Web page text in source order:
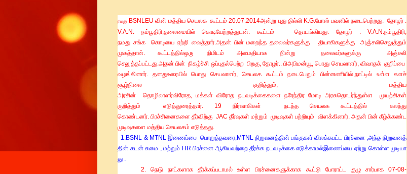
நமது BSNLEUவின் மத்திய செயலக கூட்டம் 20.07.2014அன்று புது தில்லி K.G.போஸ் பவனில்நடைபெற்றது. தோழர் .
V.A.N. நம்பூதிரி,தலைமையில்கொடியேற்றத்துடன். கூட்டம் தொடங்கியது. தோழர் . V.A.N.நம்பூதிரி,
நமது சங்க கொடியை ஏற்றி வைத்தார்.அதன் பின் மறைந்த தலைவர்களுக்கு தியாகிகளுக்கு
அஞ்சலிசெலுத்தும்
முகத்தான்.கூட்டத்தில்ஒரு நிமிடம் அமைதியாக நின்று தலைவர்களுக்கு
அஞ்சலி
செலுத்தப்பட்டது.அதன் பின் நிகழ்ச்சி ஒப்புதல்பெற்ற பிறகு,தோழர்..பிஅபிமன்யூ,பொது செயலாளர், விவாதக் குறிப்பை
வழங்கினார். தனதுஉரையில் பொது செயலாளர், செயலக கூட்டம் நடைபெறும் பின்னணியில்,நாட்டில் உள்ள
களச்
சூழ்நிலை குறித்தும், மத்திய
அரசின்
தொழிலாளர்விரோத,மக்கள் விரோத நடவடிக்கைகளை நரேந்திர மோடி அரசுதொடர்ந்துள்ள
முயற்சிகள்
குறித்தும் எடுத்துரைத்தார்.19நிர்வாகிகள் நடந்த செயலக கூட்டத்தில்
கலந்து
கொண்டனர். பிரச்சினைகளை தீர்விற்கு JAC தீர்வுகள் மற்றும்முடிவுகள் பற்றியும் விளக்கினார். அதன் பின் கீழ்க்கண்ட
முடிவுகளை மத்திய செயலகம் எடுத்தது.
1.BSNL & MTNL இணைப்பை பொறுத்தவரை,MTNL நிறுவனத்தின் பங்குகள் விலக்கபட்ட பிரச்னை,அந்த நிறுவனத்
தின் கடன் சுமை ,மற்றும் HRபிரச்னை ஆகியவற்றை தீர்க்க நடவடிக்கை எடுக்காமல்இணைப்பை ஏற்று கொள்ள முடியா
து .
2. நெடு நாட்களாக தீர்க்கப்படாமல் உள்ள பிரச்னைகளுக்காக கூட்டு போராட்ட குழு சார்பாக07-08-